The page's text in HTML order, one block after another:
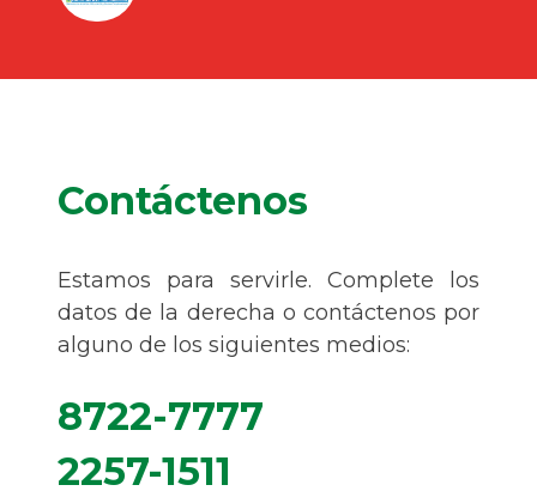
Contáctenos
Estamos para servirle. Complete los
datos de la derecha o contáctenos por
alguno de los siguientes medios:
8722-7777
2257-1511